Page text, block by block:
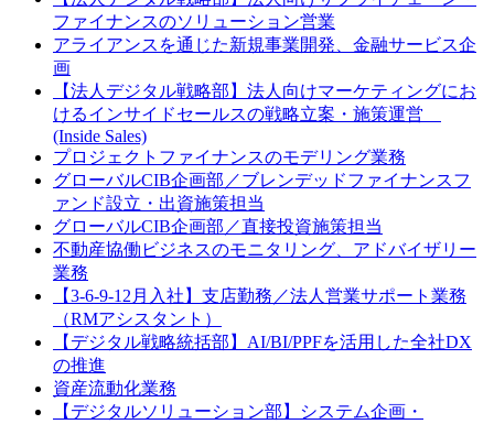
ファイナンスのソリューション営業
アライアンスを通じた新規事業開発、金融サービス企
画
【法人デジタル戦略部】法人向けマーケティングにお
けるインサイドセールスの戦略立案・施策運営
(Inside Sales)
プロジェクトファイナンスのモデリング業務
グローバルCIB企画部／ブレンデッドファイナンスフ
ァンド設立・出資施策担当
グローバルCIB企画部／直接投資施策担当
不動産協働ビジネスのモニタリング、アドバイザリー
業務
【3-6-9-12月入社】支店勤務／法人営業サポート業務
（RMアシスタント）
【デジタル戦略統括部】AI/BI/PPFを活用した全社DX
の推進
資産流動化業務
【デジタルソリューション部】システム企画・